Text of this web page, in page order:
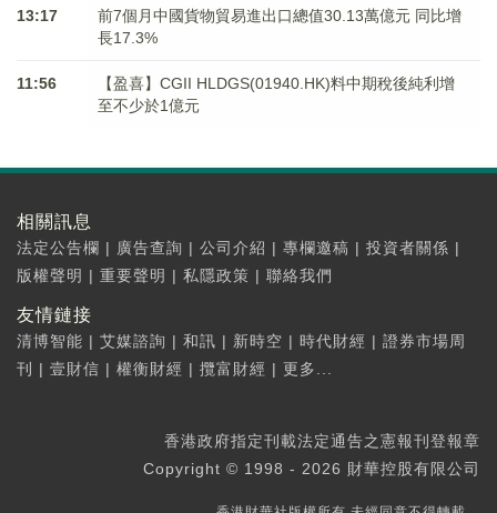
13:17
前7個月中國貨物貿易進出口總值30.13萬億元 同比增
長17.3%
11:56
【盈喜】CGII HLDGS(01940.HK)料中期稅後純利增
至不少於1億元
相關訊息
法定公告欄 | 廣告查詢 | 公司介紹 | 專欄邀稿 | 投資者關係 |
版權聲明 | 重要聲明 | 私隱政策 | 聯絡我們
友情鏈接
清博智能 | 艾媒諮詢 | 和訊 | 新時空 | 時代財經 | 證券市場周
刊
| 壹財信 | 權衡財經 | 攬富財經 | 更多...
香港政府指定刊載法定通告之憲報刊登報章
Copyright © 1998 - 2026 財華控股有限公司